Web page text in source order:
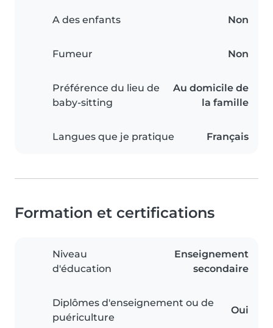
A des enfants Non
Fumeur Non
Préférence du lieu de
baby-sitting
Au domicile de
la famille
Langues que je pratique Français
Formation et certifications
Niveau
d'éducation
Enseignement
secondaire
Diplômes d'enseignement ou de
puériculture
Oui